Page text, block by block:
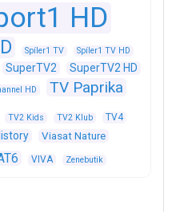
HD
Spíler1 TV
Spíler1 TV HD
SuperTV2 SuperTV2 HD
HD TV Paprika
TV2 Kids TV2 Klub TV4
Viasat Nature
VIVA Zenebutik